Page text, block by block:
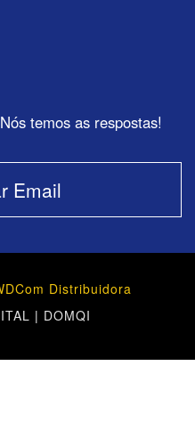
temos as respostas!
Email
Distribuidora
| DOMQI